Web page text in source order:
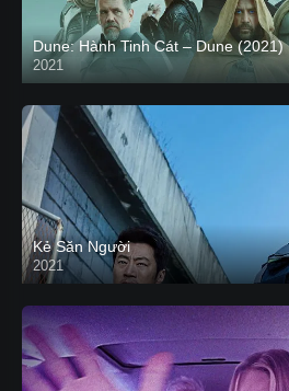
Dune: Hành Tinh Cát – Dune (2021)
2021
HD VIETSUB
Kẻ Săn Người
2021